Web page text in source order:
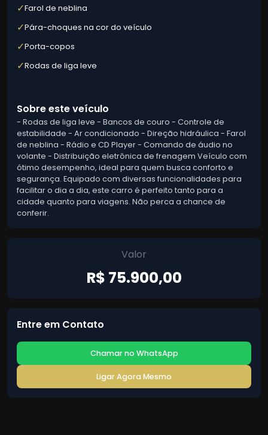
✓Farol de neblina
✓Pára-choques na cor do veículo
✓Porta-copos
✓Rodas de liga leve
Sobre este veículo
- Rodas de liga leve - Bancos de couro - Controle de
estabilidade - Ar condicionado - Direção hidráulica - Farol
de neblina - Rádio e CD Player - Comando de áudio no
volante - Distribuição eletrônica de frenagem Veículo com
ótimo desempenho, ideal para quem busca conforto e
segurança. Equipado com diversas funcionalidades para
facilitar o dia a dia, este carro é perfeito tanto para a
cidade quanto para viagens. Não perca a chance de
conferir.
Valor
R$ 75.900,00
Entre em Contato
Chamar no WhatsApp
Ligar Agora Mesmo